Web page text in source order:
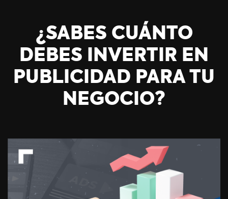
¿SABES CUÁNTO
DEBES INVERTIR EN
PUBLICIDAD PARA TU
NEGOCIO?